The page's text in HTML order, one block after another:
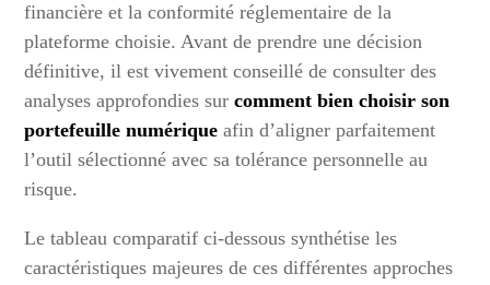
financière et la conformité réglementaire de la
plateforme choisie. Avant de prendre une décision
définitive, il est vivement conseillé de consulter des
analyses approfondies surcomment bien choisir son
portefeuille numérique afin d’aligner parfaitement
l’outil sélectionné avec sa tolérance personnelle au
risque.
Le tableau comparatif ci-dessous synthétise les
caractéristiques majeures de ces différentes approches